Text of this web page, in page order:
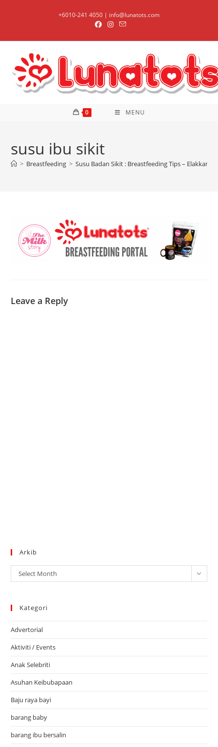
+6010-241 4050 | info@lunatots.com
0 MENU
susu ibu sikit
> Breastfeeding > Susu Badan Sikit : Breastfeeding Tips – Elakkan
Leave a Reply
Arkib
Arkib
Select Month
Kategori
Advertorial
Aktiviti / Events
Anak Selebriti
Asuhan Keibubapaan
Baju raya bayi
barang baby
barang ibu bersalin